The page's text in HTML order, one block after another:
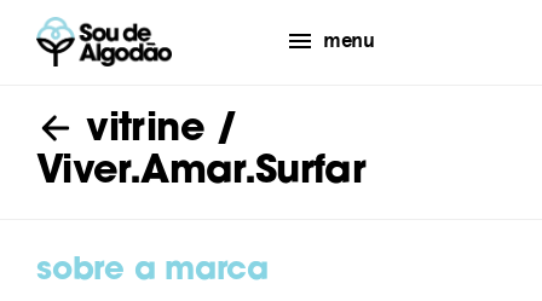
menu
vitrine/
Viver.Amar.Surfar
sobre a marca